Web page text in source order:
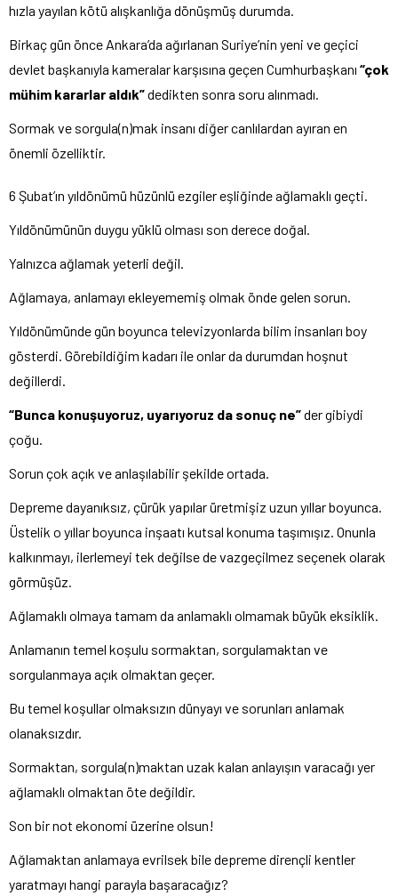
hızla yayılan kötü alışkanlığa dönüşmüş durumda.
Birkaç gün önce Ankara’da ağırlanan Suriye’nin yeni ve geçici
devlet başkanıyla kameralar karşısına geçen Cumhurbaşkanı “çok
mühim kararlar aldık”dedikten sonra soru alınmadı.
Sormak ve sorgula(n)mak insanı diğer canlılardan ayıran en
önemli özelliktir.
6 Şubat’ın yıldönümü hüzünlü ezgiler eşliğinde ağlamaklı geçti.
Yıldönümünün duygu yüklü olması son derece doğal.
Yalnızca ağlamak yeterli değil.
Ağlamaya, anlamayı ekleyememiş olmak önde gelen sorun.
Yıldönümünde gün boyunca televizyonlarda bilim insanları boy
gösterdi. Görebildiğim kadarı ile onlar da durumdan hoşnut
değillerdi.
“Bunca konuşuyoruz, uyarıyoruz da sonuç ne”der gibiydi
çoğu.
Sorun çok açık ve anlaşılabilir şekilde ortada.
Depreme dayanıksız, çürük yapılar üretmişiz uzun yıllar boyunca.
Üstelik o yıllar boyunca inşaatı kutsal konuma taşımışız. Onunla
kalkınmayı, ilerlemeyi tek değilse de vazgeçilmez seçenek olarak
görmüşüz.
Ağlamaklı olmaya tamam da anlamaklı olmamak büyük eksiklik.
Anlamanın temel koşulu sormaktan, sorgulamaktan ve
sorgulanmaya açık olmaktan geçer.
Bu temel koşullar olmaksızın dünyayı ve sorunları anlamak
olanaksızdır.
Sormaktan, sorgula(n)maktan uzak kalan anlayışın varacağı yer
ağlamaklı olmaktan öte değildir.
Son bir not ekonomi üzerine olsun!
Ağlamaktan anlamaya evrilsek bile depreme dirençli kentler
yaratmayı hangi parayla başaracağız?